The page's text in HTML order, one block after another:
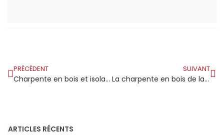
PRÉCÉDENT
Charpente en bois et isolation thermique : assurer confort et performance énergétique
SUIVANT
La charpente en bois de la halle prend forme sur la place de la Févrière à Mauges-sur-Loire
ARTICLES RÉCENTS